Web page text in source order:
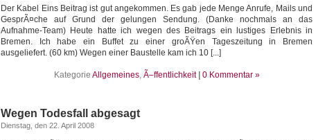
Der Kabel Eins Beitrag ist gut angekommen. Es gab jede Menge Anrufe, Mails und
GesprÃ¤che auf Grund der gelungen Sendung. (Danke nochmals an das
Aufnahme-Team) Heute hatte ich wegen des Beitrags ein lustiges Erlebnis in
Bremen. Ich habe ein Buffet zu einer groÃŸen Tageszeitung in Bremen
ausgeliefert. (60 km) Wegen einer Baustelle kam ich 10 [...]
Kategorie Allgemeines, Ã–ffentlichkeit 0 Kommentar »
Wegen Todesfall abgesagt
Dienstag, den 22. April 2008